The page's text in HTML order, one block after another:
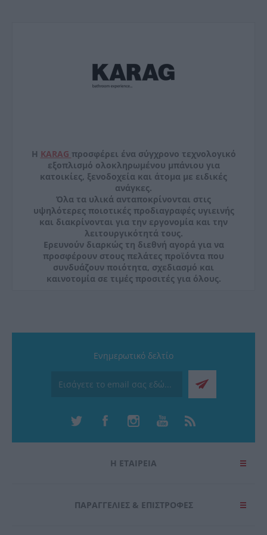
Η KARAG προσφέρει ένα σύγχρονο τεχνολογικό
εξοπλισμό ολοκληρωμένου μπάνιου για
κατοικίες, ξενοδοχεία και άτομα με ειδικές
ανάγκες.
Όλα τα υλικά ανταποκρίνονται στις
υψηλότερες ποιοτικές προδιαγραφές υγιεινής
και διακρίνονται για την εργονομία και την
λειτουργικότητά τους.
Ερευνούν διαρκώς τη διεθνή αγορά για να
προσφέρουν στους πελάτες προϊόντα που
συνδυάζουν ποιότητα, σχεδιασμό και
καινοτομία σε τιμές προσιτές για όλους.
Ενημερωτικό δελτίο
Η ΕΤΑΙΡΕΙΑ
ΠΑΡΑΓΓΕΛΊΕΣ & ΕΠΙΣΤΡΟΦΈΣ